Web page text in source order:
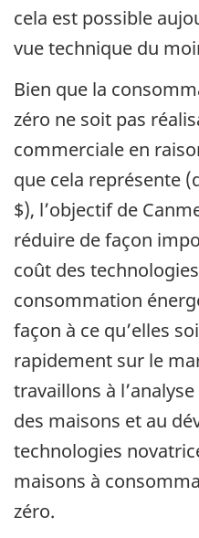
cela est possible
vue technique du
Bien que la
zéro ne soit pas
commerciale en
que cela représente
$), l’objectif de
réduire de façon
coût des
consommation
façon à ce qu’elles
rapidement sur le
travaillons à
des maisons et au
technologies
maisons à
zéro.